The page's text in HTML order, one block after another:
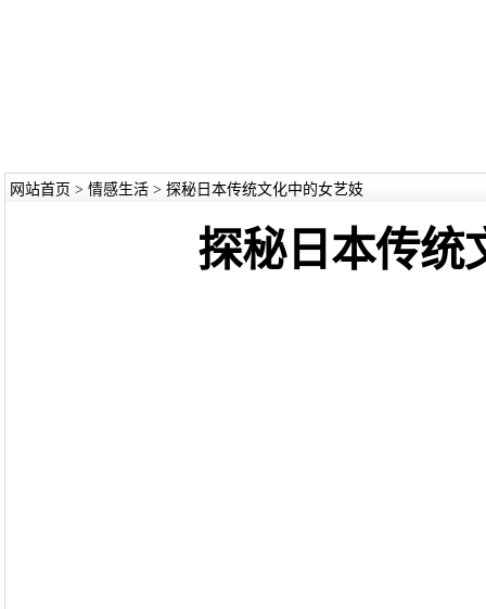
网站首页 > 情感生活> 探秘日本传统文化中的女艺妓
探秘日本传统